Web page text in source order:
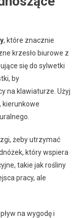
, które znacznie
krzesło biurowe z
się do sylwetki
by
na klawiaturze. Użyj
kierunkowe
żeby utrzymać
który wspiera
takie jak rośliny
pracy, ale
na wygodę i